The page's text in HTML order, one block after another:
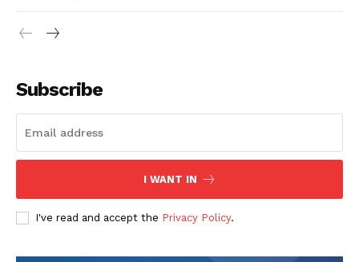
Subscribe
I WANT IN
I've read and accept the Privacy Policy.